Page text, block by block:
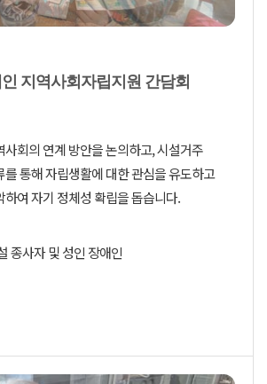
지역사회자립지원 간담회
사회의 연계 방안을 논의하고, 시설거주
를 통해 자립생활에 대한 관심을 유도하고
하여 자기 정체성 확립을 돕습니다.
종사자 및 성인 장애인